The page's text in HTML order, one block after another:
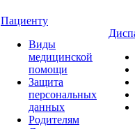
Пациенту
Виды
медицинской
помощи
Защита
персональных
данных
Родителям